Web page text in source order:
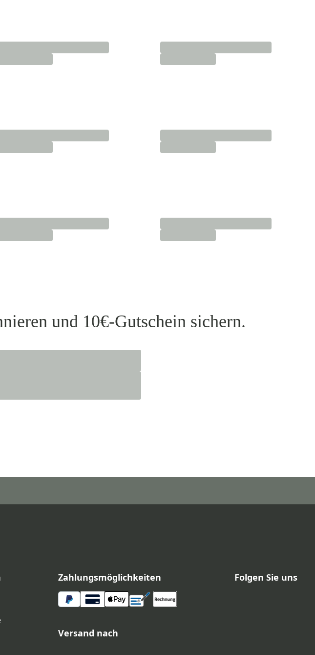
und 10€-Gutschein sichern.
Zahlungsmöglichkeiten
Versand nach
Folgen Sie uns